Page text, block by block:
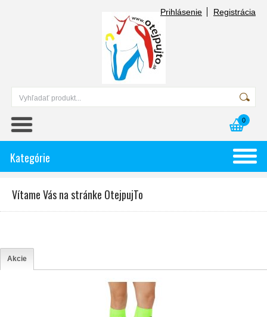
Prihlásenie Registrácia
0
Kategórie
Vítame Vás na stránke OtejpujTo
Akcie